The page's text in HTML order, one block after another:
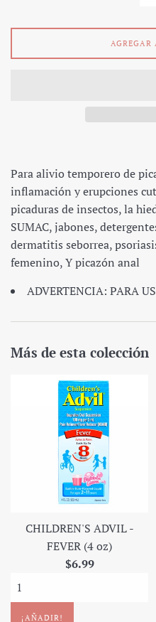
AGREGAR
Para alivio temporero de
inflamación y erupciones
picaduras de insectos, la
SUMAC, jabones,
dermatitis seborrea,
femenino, Y picazón anal
ADVERTENCIA: PARA
Más de esta colección
CHILDREN'S ADVIL -
FEVER (4 oz)
Precio
$6.99